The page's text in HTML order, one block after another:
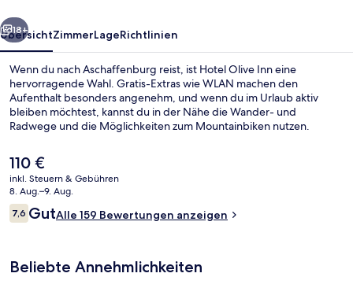
Weiter
18+
ÜbersichtZimmerLageRichtlinien
Wenn du nach Aschaffenburg reist, ist Hotel Olive Inn eine
hervorragende Wahl. Gratis-Extras wie WLAN machen den
Aufenthalt besonders angenehm, und wenn du im Urlaub aktiv
bleiben möchtest, kannst du in der Nähe die Wander- und
Radwege und die Möglichkeiten zum Mountainbiken nutzen.
Der
aktuelle
Preis
beträgt
110 €.
110 €
inkl. Steuern & Gebühren
8. Aug.–9. Aug.
Bewertungen
7,67,6 von 10.
GutAlle 159 Bewertungen anzeigen
Beliebte Annehmlichkeiten